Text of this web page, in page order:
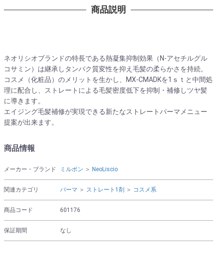
商品説明
ネオリシオブランドの特長である熱凝集抑制効果（N-アセチルグル
コサミン）は継承しタンパク質変性を抑え毛髪の柔らかさを持続。
コスメ（化粧品）のメリットを生かし、MX-CMADKを1ｓｔと中間処
理に配合し、ストレートによる毛髪密度低下を抑制・補修しツヤ髪
に導きます。
エイジング毛髪補修が実現できる新たなストレートパーマメニュー
提案が出来ます。
商品情報
メーカー・ブランド ミルボン ＞ NeoLiscio
関連カテゴリ パーマ ＞ ストレート1剤 ＞ コスメ系
商品コード 601176
保証期間 なし